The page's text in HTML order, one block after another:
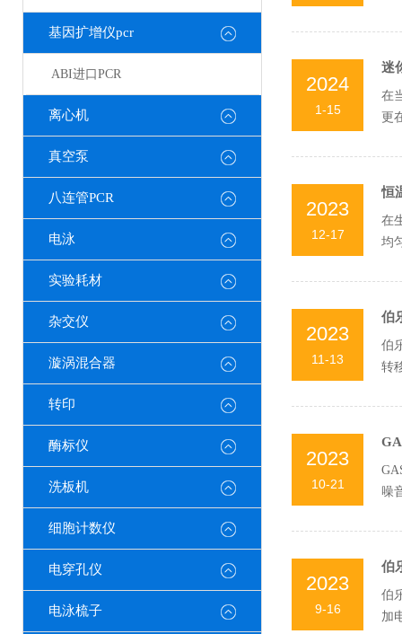
基因扩增仪pcr
ABI进口PCR
离心机
真空泵
八连管PCR
电泳
实验耗材
杂交仪
漩涡混合器
转印
酶标仪
洗板机
细胞计数仪
电穿孔仪
电泳梳子
2024
1-15
迷
在
更
2023
12-17
恒
在
均
2023
11-13
伯
伯
转
2023
10-21
噪
2023
9-16
伯
伯
加